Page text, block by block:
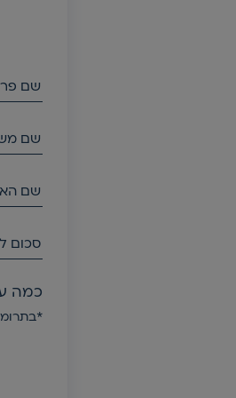
שם
שם
שם
סכום
כמה
*בתרומה מעל ₪10 לאות תישלח